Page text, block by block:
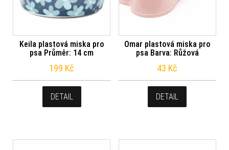
Keila plastová miska pro
psa Průměr: 14 cm
199 Kč
DETAIL
Omar plastová miska pro
psa Barva: Růžová
43 Kč
DETAIL